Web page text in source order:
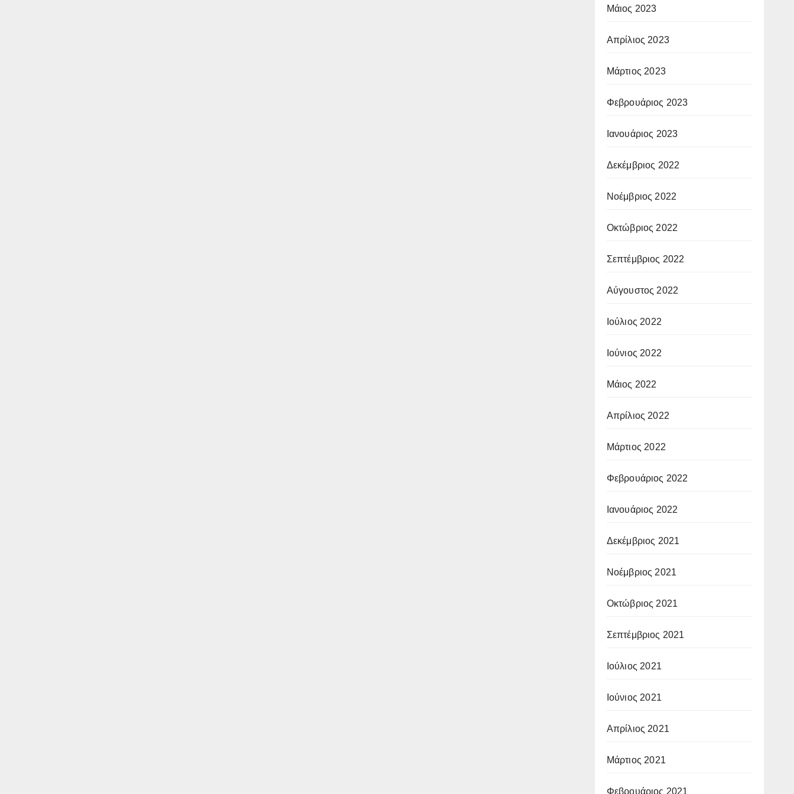
Μάιος 2023
Απρίλιος 2023
Μάρτιος 2023
Φεβρουάριος 2023
Ιανουάριος 2023
Δεκέμβριος 2022
Νοέμβριος 2022
Οκτώβριος 2022
Σεπτέμβριος 2022
Αύγουστος 2022
Ιούλιος 2022
Ιούνιος 2022
Μάιος 2022
Απρίλιος 2022
Μάρτιος 2022
Φεβρουάριος 2022
Ιανουάριος 2022
Δεκέμβριος 2021
Νοέμβριος 2021
Οκτώβριος 2021
Σεπτέμβριος 2021
Ιούλιος 2021
Ιούνιος 2021
Απρίλιος 2021
Μάρτιος 2021
Φεβρουάριος 2021